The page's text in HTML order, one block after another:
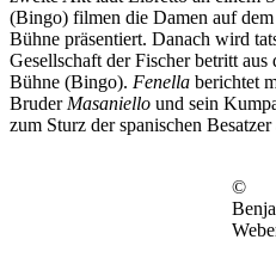
(Bingo) filmen die Damen auf
Bühne präsentiert. Danach wird
Gesellschaft der Fischer betritt aus
Bühne (Bingo). Fenella berichtet
Bruder Masaniello und sein
zum Sturz der spanischen Besatzer
©